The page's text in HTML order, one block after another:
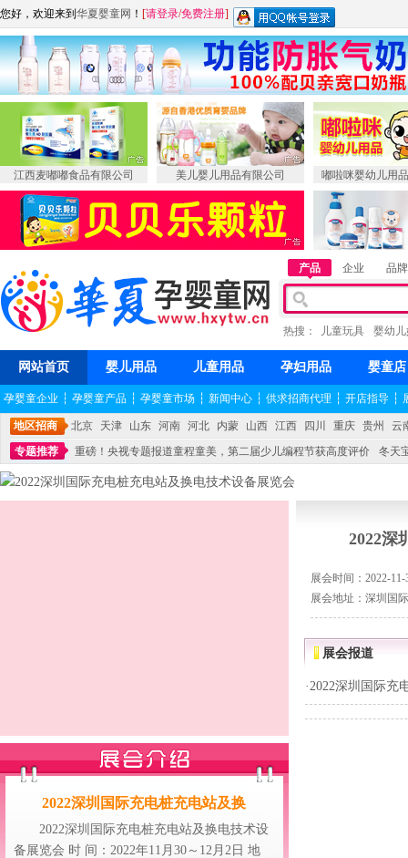
您好，欢迎来到 华夏婴童网 ！ [请登录/免费注册]
江西麦嘟嘟食品有限公司 美儿婴儿用品有限公司 嘟啦咪婴幼儿用
产品 企业 品牌
热搜： 儿童玩具 婴幼
网站首页 婴儿用品 儿童用品 孕妇用品 婴童店
孕婴童企业 ┆ 孕婴童产品 ┆ 孕婴童市场 ┆ 新闻中心 ┆ 供求招商代理 ┆ 开店指导 ┆
地区招商 北京 天津 山东 河南 河北 内蒙 山西 江西 四川 重庆 贵州
云
专题推荐
重磅！央视专题报道童程童美，第二届少儿编程节获高度评价
冬天
不能再单纯地销售产品,而要向增强服务转型,毕竟母婴产品比较特殊。”
2022深圳国际充电桩充电站及换
2022深圳国际充电桩充电站及换电技术设
备展览会 时 间：2022年11月30～12月2日 地
2022深
展会时间：2022-11-
展会地址：深圳国
展会报道
·2022深圳国际充